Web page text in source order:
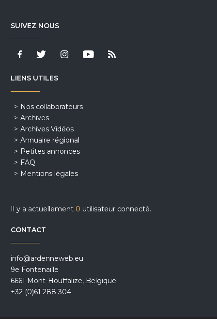
SUIVEZ NOUS
LIENS UTILES
Nos collaborateurs
Archives
Archives Vidéos
Annuaire régional
Petites annonces
FAQ
Mentions légales
Il y a actuellement 0 utilisateur connecté.
CONTACT
info@ardenneweb.eu
9e Fontenaille
6661 Mont-Houffalize, Belgique
+32 (0)61 288 304